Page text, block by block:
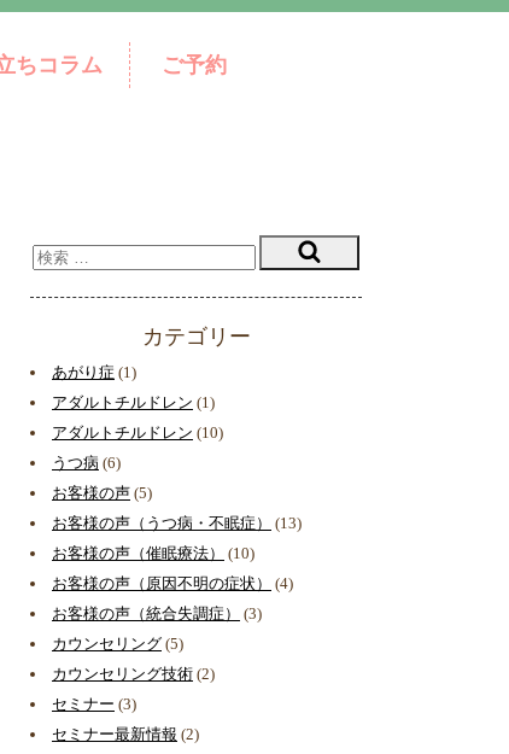
ちコラム ご予約
カテゴリー
あがり症 (1)
アダルトチルドレン (1)
アダルトチルドレン (10)
うつ病 (6)
お客様の声 (5)
お客様の声（うつ病・不眠症）
(13)
お客様の声（催眠療法）
(10)
お客様の声（原因不明の症状）
(4)
お客様の声（統合失調症）
(3)
カウンセリング (5)
カウンセリング技術 (2)
セミナー (3)
セミナー最新情報 (2)